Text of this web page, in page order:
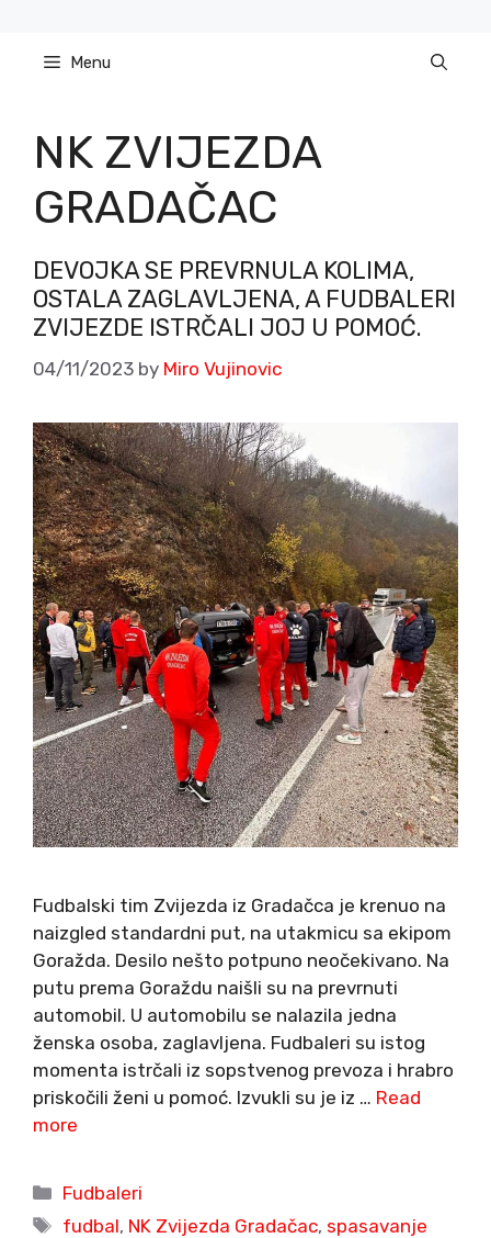
content Menu
NK ZVIJEZDA
GRADAČAC
DEVOJKA SE PREVRNULA KOLIMA,
OSTALA ZAGLAVLJENA, A FUDBALERI
ZVIJEZDE ISTRČALI JOJ U POMOĆ.
04/11/2023 by Miro Vujinovic
Fudbalski tim Zvijezda iz Gradačca je krenuo na
naizgled standardni put, na utakmicu sa ekipom
Goražda. Desilo nešto potpuno neočekivano. Na
putu prema Goraždu naišli su na prevrnuti
automobil. U automobilu se nalazila jedna
ženska osoba, zaglavljena. Fudbaleri su istog
momenta istrčali iz sopstvenog prevoza i hrabro
priskočili ženi u pomoć. Izvukli su je iz … Read
more
Categories
Fudbaleri
Tags
fudbal, NK Zvijezda Gradačac, spasavanje